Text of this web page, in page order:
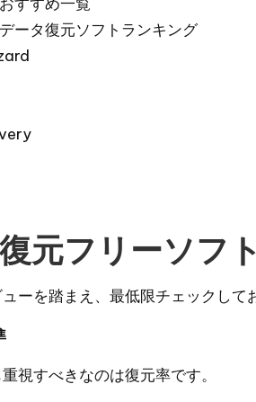
ータ復元ソフトランキング
元フリーソフ
ーを踏まえ、最低限チェックして
視すべきなのは復元率です。